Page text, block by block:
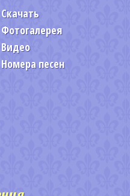
Скачать
Фотогалерея
Видео
Номера песен